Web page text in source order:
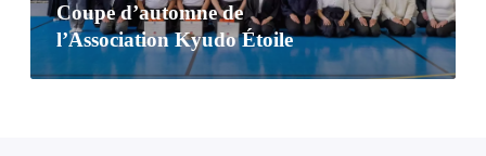
Coupe d’automne de
l’Association Kyudo Étoile